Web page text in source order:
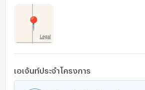
เอเจ้นท์ประจำโครงการ